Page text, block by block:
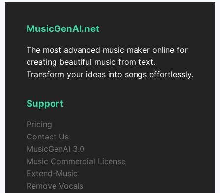
MusicGenAI.net
The most advanced music maker online for
creating beautiful music from text.
Transform your ideas into songs effortlessly.
Support
Pricing
Contact Us
MusicGenAI 3.0
Music Commercial License
Extend-Music
Remove Vocals